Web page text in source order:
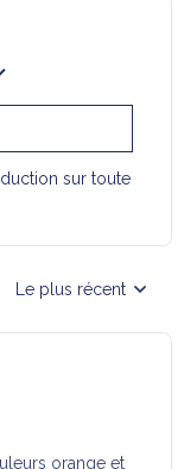
sur toute
Le plus récent
orange et